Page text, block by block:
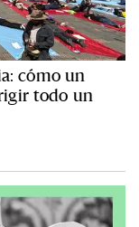
cómo un
todo un